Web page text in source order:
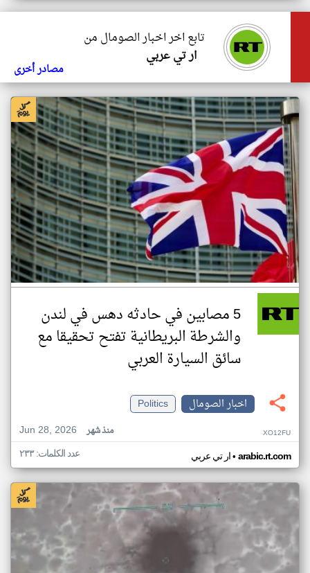
تابع اخر اخبار الصومال من
ار تي عربي
مصادر أخرى
5 مصابين في حادثه دهس في لندن
والشرطة البريطانية تفتح تحقيقا مع
سائق السيارة العربي
اخبار الصومال
Politics
Jun 28, 2026
منذ شهر XO12FU
ار تي عربي• arabic.rt.com عدد الكلمات: ٢٣٣